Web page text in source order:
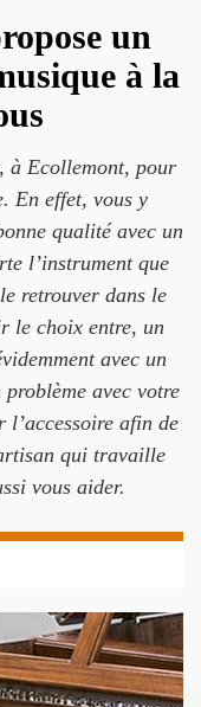
un
à la
à Ecollemont, pour
En effet, vous y
qualité avec un
l’instrument que
retrouver dans le
le choix entre, un
avec un
avec votre
l’accessoire afin de
qui travaille
vous aider.